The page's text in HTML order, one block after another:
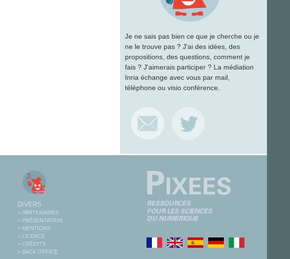
Je ne sais pas bien ce que je cherche ou je
ne le trouve pas ? J'ai des idées, des
propositions, des questions, comment je
fais ? J'aimerais participer ? La médiation
Inria échange avec vous par mail,
téléphone ou visio conférence.
DIVERS
> PARTENAIRES
> PRÉSENTATION
> MENTIONS
> LICENCE
> CRÉDITS
> BACK OFFICE